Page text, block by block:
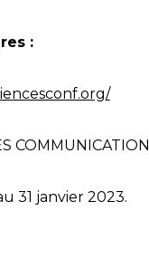
:
31 janvier 2023.